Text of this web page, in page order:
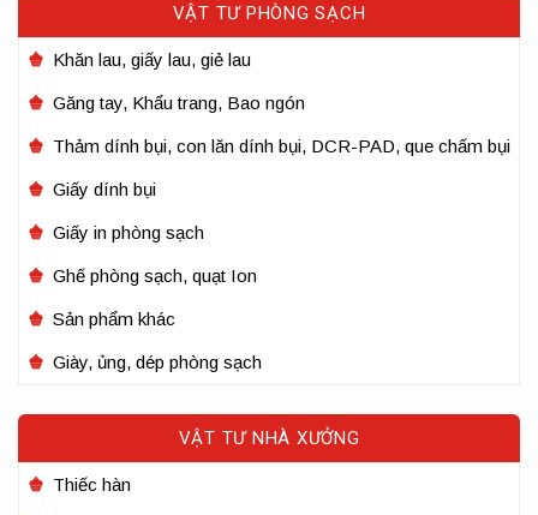
VẬT TƯ PHÒNG SẠCH
Khăn lau, giấy lau, giẻ lau
Găng tay, Khẩu trang, Bao ngón
Thảm dính bụi, con lăn dính bụi, DCR-PAD, que chấm bụi
Giấy dính bụi
Giấy in phòng sạch
Ghế phòng sạch, quạt Ion
Sản phẩm khác
Giày, ủng, dép phòng sạch
VẬT TƯ NHÀ XƯỞNG
Thiếc hàn